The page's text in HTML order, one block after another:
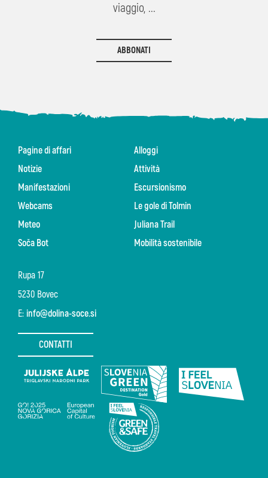
viaggio, ...
ABBONATI
Rupa 17
5230 Bovec
E: info@dolina-soce.si
CONTATTI
Pagine di affari
Notizie
Manifestazioni
Webcams
Meteo
Soča Bot
Alloggi
Attività
Escursionismo
Le gole di Tolmin
Juliana Trail
Mobilità sostenibile